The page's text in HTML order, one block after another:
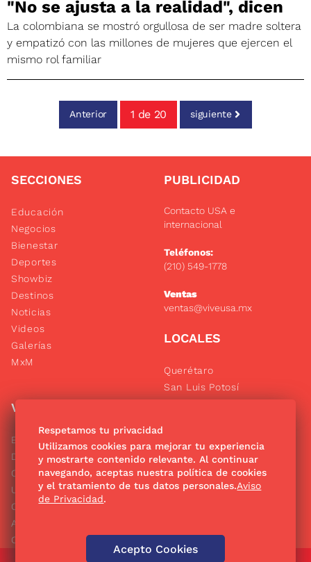
"No se ajusta a la realidad", dicen
La colombiana se mostró orgullosa de ser madre soltera
y empatizó con las millones de mujeres que ejercen el
mismo rol familiar
Anterior 1 de 20 siguiente
SECCIONES
Educación
Negocios
Bienestar
Deportes
Showbiz
Destinos
Noticias
Videos
Galerías
MxM
VERTICALES
El Gráfico
De10.mx
Clase
Unión
Confabulario
Aviso Oportuno
Consultas
LOCALES
Querétaro
San Luis Potosí
Consultas
PUBLICIDAD
Contacto USA e
internacional
Teléfonos:
(210) 549-1778
Ventas
ventas@viveusa.mx
Síguenos
Respetamos tu privacidad
Utilizamos cookies para mejorar tu experiencia
y mostrarte contenido relevante. Al continuar
navegando, aceptas nuestra política de cookies
y el tratamiento de tus datos personales.Aviso
de Privacidad.
Acepto Cookies